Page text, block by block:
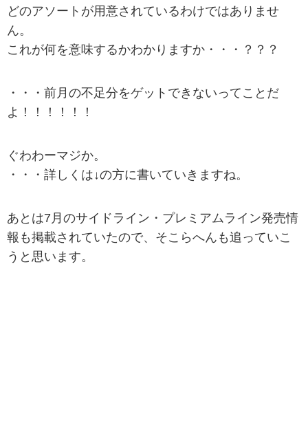
どのアソートが用意されているわけではありませ
ん。
これが何を意味するかわかりますか・・・？？？
・・・前月の不足分をゲットできないってことだ
よ！！！！！！
ぐわわーマジか。
・・・詳しくは↓の方に書いていきますね。
あとは7月のサイドライン・プレミアムライン発売情
報も掲載されていたので、そこらへんも追っていこ
うと思います。